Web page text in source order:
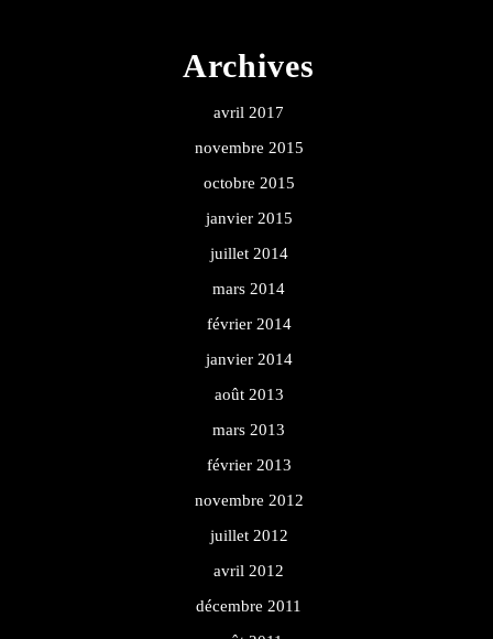
Archives
avril 2017
novembre 2015
octobre 2015
janvier 2015
juillet 2014
mars 2014
février 2014
janvier 2014
août 2013
mars 2013
février 2013
novembre 2012
juillet 2012
avril 2012
décembre 2011